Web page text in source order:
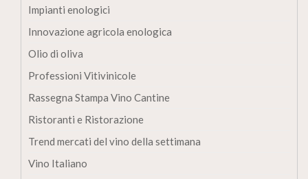
Impianti enologici
Innovazione agricola enologica
Olio di oliva
Professioni Vitivinicole
Rassegna Stampa Vino Cantine
Ristoranti e Ristorazione
Trend mercati del vino della settimana
Vino Italiano